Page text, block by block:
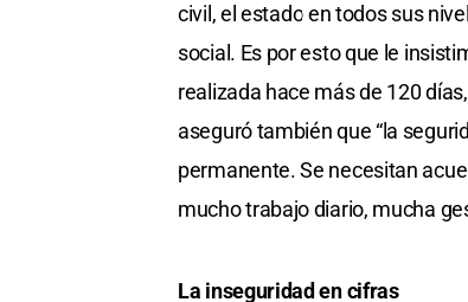
civil, el estado en todos sus
social. Es por esto que le
realizada hace más de 120
aseguró también que “la
permanente. Se necesitan
mucho trabajo diario, mucha
La inseguridad en cifras